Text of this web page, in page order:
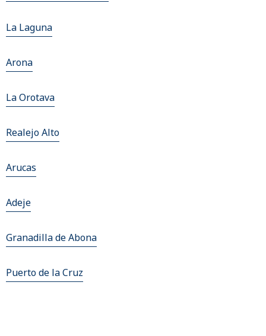
La Laguna
Arona
La Orotava
Realejo Alto
Arucas
Adeje
Granadilla de Abona
Puerto de la Cruz